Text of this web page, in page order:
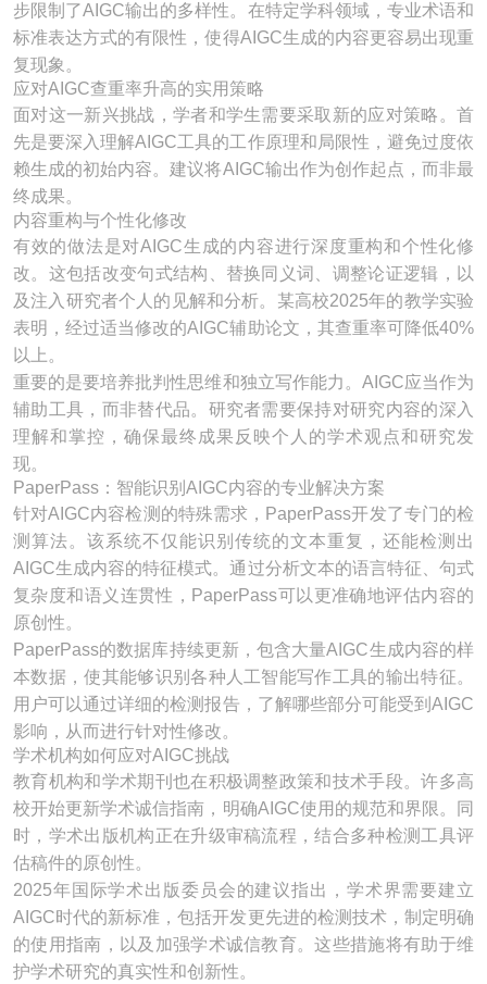
步限制了AIGC输出的多样性。在特定学科领域，专业术语和
标准表达方式的有限性，使得AIGC生成的内容更容易出现重
复现象。
应对AIGC查重率升高的实用策略
面对这一新兴挑战，学者和学生需要采取新的应对策略。首
先是要深入理解AIGC工具的工作原理和局限性，避免过度依
赖生成的初始内容。建议将AIGC输出作为创作起点，而非最
终成果。
内容重构与个性化修改
有效的做法是对AIGC生成的内容进行深度重构和个性化修
改。这包括改变句式结构、替换同义词、调整论证逻辑，以
及注入研究者个人的见解和分析。某高校2025年的教学实验
表明，经过适当修改的AIGC辅助论文，其查重率可降低40%
以上。
重要的是要培养批判性思维和独立写作能力。AIGC应当作为
辅助工具，而非替代品。研究者需要保持对研究内容的深入
理解和掌控，确保最终成果反映个人的学术观点和研究发
现。
PaperPass：智能识别AIGC内容的专业解决方案
针对AIGC内容检测的特殊需求，PaperPass开发了专门的检
测算法。该系统不仅能识别传统的文本重复，还能检测出
AIGC生成内容的特征模式。通过分析文本的语言特征、句式
复杂度和语义连贯性，PaperPass可以更准确地评估内容的
原创性。
PaperPass的数据库持续更新，包含大量AIGC生成内容的样
本数据，使其能够识别各种人工智能写作工具的输出特征。
用户可以通过详细的检测报告，了解哪些部分可能受到AIGC
影响，从而进行针对性修改。
学术机构如何应对AIGC挑战
教育机构和学术期刊也在积极调整政策和技术手段。许多高
校开始更新学术诚信指南，明确AIGC使用的规范和界限。同
时，学术出版机构正在升级审稿流程，结合多种检测工具评
估稿件的原创性。
2025年国际学术出版委员会的建议指出，学术界需要建立
AIGC时代的新标准，包括开发更先进的检测技术，制定明确
的使用指南，以及加强学术诚信教育。这些措施将有助于维
护学术研究的真实性和创新性。